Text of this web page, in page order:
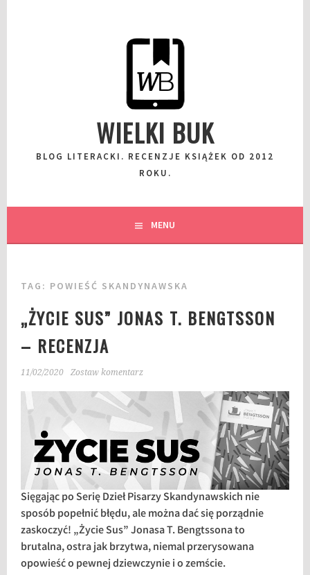
WIELKI BUK
BLOG LITERACKI. RECENZJE KSIĄŻEK OD 2012
ROKU.
MENU
TAG: POWIEŚĆ SKANDYNAWSKA
„ŻYCIE SUS” JONAS T. BENGTSSON
– RECENZJA
11/02/2020 Zostaw komentarz
Sięgając po Serię Dzieł Pisarzy Skandynawskich nie
sposób popełnić błędu, ale można dać się porządnie
zaskoczyć! „Życie Sus” Jonasa T. Bengtssona to
brutalna, ostra jak brzytwa, niemal przerysowana
opowieść o pewnej dziewczynie i o zemście.